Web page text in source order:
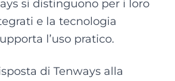
si distinguono per i loro
e la tecnologia
l’uso pratico.
di Tenways alla